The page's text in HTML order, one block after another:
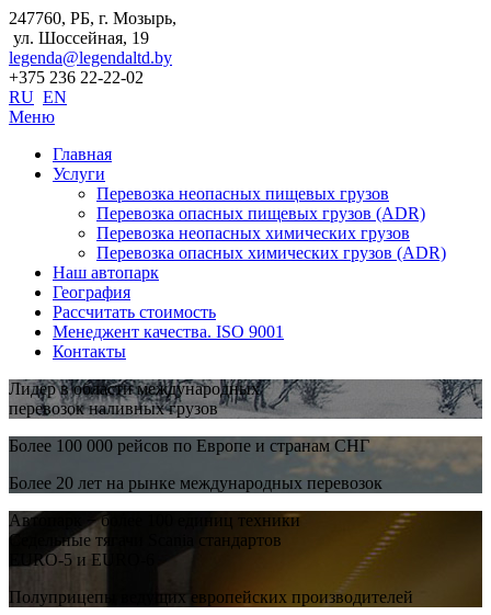
247760, РБ, г. Мозырь,
ул. Шоссейная, 19
legenda@legendaltd.by
+375 236 22-22-02
RU EN
Меню
Главная
Услуги
Перевозка неопасных пищевых грузов
Перевозка опасных пищевых грузов (ADR)
Перевозка неопасных химических грузов
Перевозка опасных химических грузов (ADR)
Наш автопарк
География
Рассчитать стоимость
Менеджент качества. ISO 9001
Контакты
Лидер в области международных
перевозок наливных грузов
Более 100 000 рейсов по Европе и странам СНГ
Более 20 лет на рынке международных перевозок
Автопарк − более 100 единиц техники
Седельные тягачи Scania стандартов
EURO-5 и EURO-6
Полуприцепы ведущих европейских производителей